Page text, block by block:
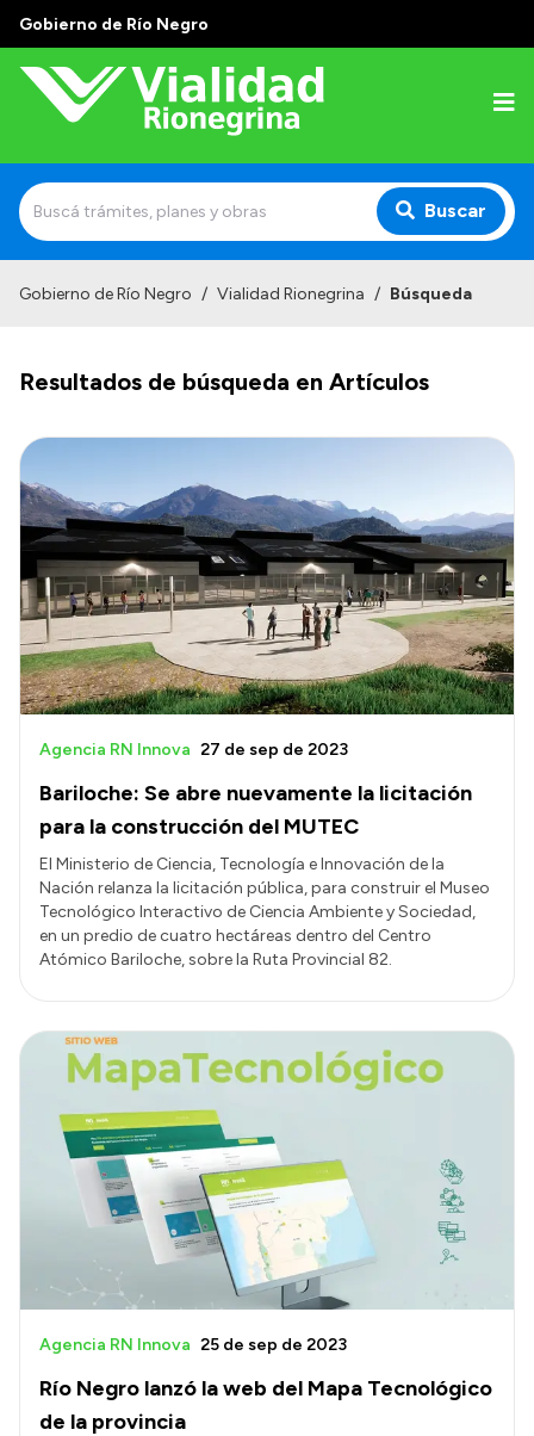
Gobierno de Río Negro
Buscar
Funciones
Autoridades
Normativa
Historia Vial
Mi Vial
Recibos de sueldo
Correo oficial
Gobierno de Río Negro / Vialidad Rionegrina / Búsqueda
Resultados de búsqueda en Artículos
Bariloche: Se abre nuevamente la licitación
para la construcción del MUTEC
Agencia RN Innova 27 de sep de 2023
El Ministerio de Ciencia, Tecnología e Innovación de la
Nación relanza la licitación pública, para construir el Museo
Tecnológico Interactivo de Ciencia Ambiente y Sociedad,
en un predio de cuatro hectáreas dentro del Centro
Atómico Bariloche, sobre la Ruta Provincial 82.
Río Negro lanzó la web del Mapa Tecnológico
de la provincia
Agencia RN Innova 25 de sep de 2023